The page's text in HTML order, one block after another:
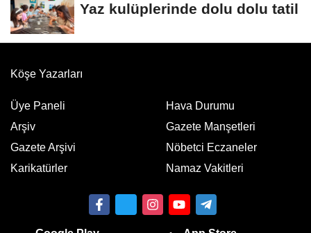
Yaz kulüplerinde dolu dolu tatil
Köşe Yazarları
Üye Paneli
Arşiv
Gazete Arşivi
Karikatürler
Hava Durumu
Gazete Manşetleri
Nöbetci Eczaneler
Namaz Vakitleri